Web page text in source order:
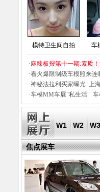
模特卫生间自拍 车
·麻辣板报第十一期:素质
·看火爆限制级车模照来连
·神秘法拉利买家曝光 上
·车模MM车展"私生活"
W1 W2 W3
焦点展车